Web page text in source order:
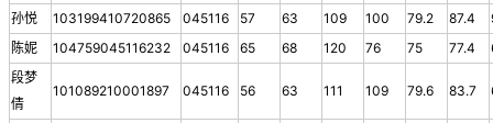
孙悦 103199410720865 045116 57 63 109 100 79.2 87.4
陈妮
104759045116232 045116 65 68 120 76 75 77.4
段梦
倩
101089210001897 045116 56 63 111 109 79.6 83.7